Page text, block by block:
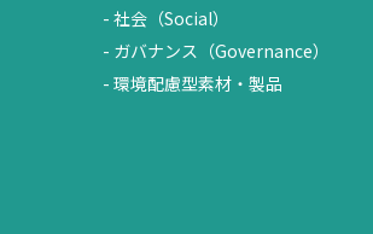
社会（Social）
ガバナンス（Governance）
環境配慮型素材・製品